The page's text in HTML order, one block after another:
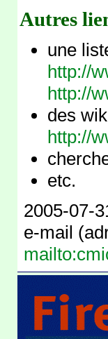
Autres
une
http://
http://
des
http://
etc.
2005-07-
e-mail